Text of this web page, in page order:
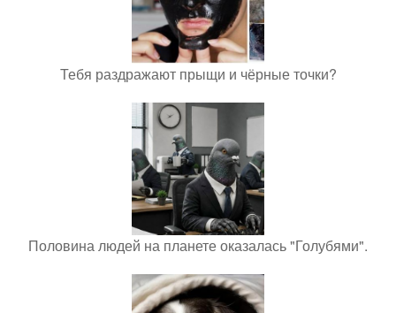
Тебя раздражают прыщи и чёрные точки?
Половина людей на планете оказалась "Голубями".